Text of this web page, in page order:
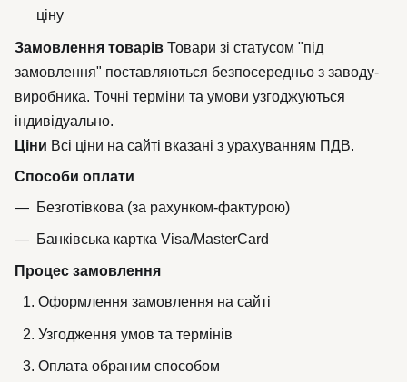
ціну
Замовлення товарів Товари зі статусом "під
замовлення" поставляються безпосередньо з заводу-
виробника. Точні терміни та умови узгоджуються
індивідуально.
Ціни Всі ціни на сайті вказані з урахуванням ПДВ.
Способи оплати
Безготівкова (за рахунком-фактурою)
Банківська картка Visa/MasterCard
Процес замовлення
Оформлення замовлення на сайті
Узгодження умов та термінів
Оплата обраним способом